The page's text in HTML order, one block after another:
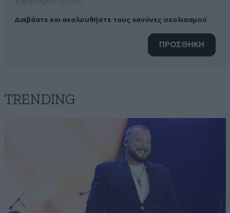
Διαβάστε και ακολουθήστε τους κανόνες σχολιασμού
ΠΡΟΣΘΗΚΗ
TRENDING